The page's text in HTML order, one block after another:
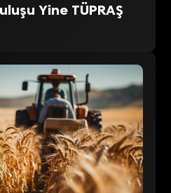
Yine TÜPRAŞ